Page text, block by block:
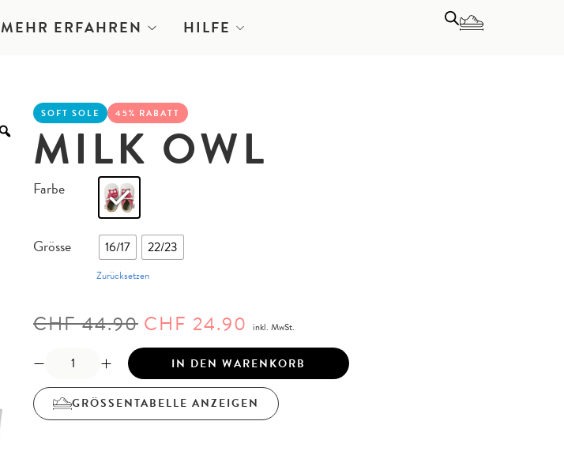
MEHR ERFAHREN HILFE
SOFT SOLE 45% RABATT
MILK OWL
Farbe
Grösse 16/17 22/23
Zurücksetzen
CHF44.90 CHF 24.90 inkl. MwSt.
IN DEN WARENKORB
GRÖSSENTABELLE ANZEIGEN